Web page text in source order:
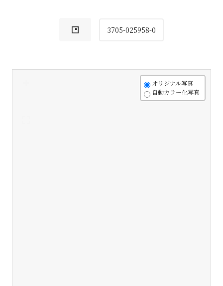
3705-025958-0
オリジナル写真
自動カラー化写真